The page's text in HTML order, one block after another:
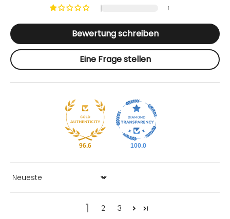
1
Bewertung schreiben
Eine Frage stellen
96.6 100.0
Sort by
1 2 3